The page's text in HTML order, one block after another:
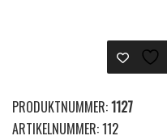
PRODUKTNUMMER:1127
ARTIKELNUMMER:112